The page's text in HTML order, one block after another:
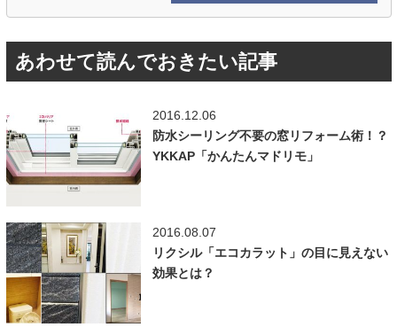
あわせて読んでおきたい記事
2016.12.06
防水シーリング不要の窓リフォーム術！？
YKKAP「かんたんマドリモ」
2016.08.07
リクシル「エコカラット」の目に見えない
効果とは？